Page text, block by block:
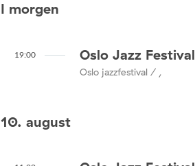
I morgen
19:00 Oslo Jazz Festival
Oslo jazzfestival / ,
10. august